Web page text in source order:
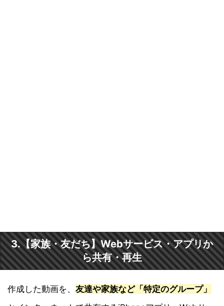
3.【家族・友だち】Webサービス・アプリか
ら共有・再生
作成した動画を、 友達や家族など「特定のグループ」